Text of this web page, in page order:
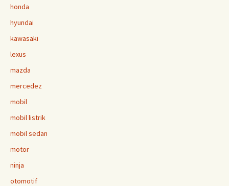
honda
hyundai
kawasaki
lexus
mazda
mercedez
mobil
mobil listrik
mobil sedan
motor
ninja
otomotif